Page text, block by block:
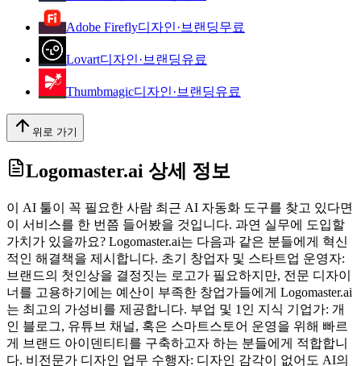
Adobe Firefly디자인·브랜딩무료
Lovart디자인·브랜딩유료
Thumbmagic디자인·브랜딩유료
위로 가기
Logomaster.ai 상세 정보
이 AI 툴이 꼭 필요한 사람 최근 AI 자동화 도구를 찾고 있다면
이 서비스를 한 번쯤 들어봤을 것입니다. 과연 실무에 도입할
가치가 있을까요? Logomaster.ai는 다음과 같은 분들에게 혁신
적인 해결책을 제시합니다. 초기 창업자 및 스타트업 운영자:
브랜드의 첫인상을 결정짓는 로고가 필요하지만, 전문 디자이
너를 고용하기에는 예산이 부족한 창업가들에게 Logomaster.ai
는 최고의 가성비를 제공합니다. 부업 및 1인 지식 기업가: 개
인 블로그, 유튜브 채널, 혹은 스마트스토어 운영을 위해 빠르
게 브랜드 아이덴티티를 구축하고자 하는 분들에게 적합합니
다. 비전문가 디자인 업무 수행자: 디자인 감각이 없어도 AI의